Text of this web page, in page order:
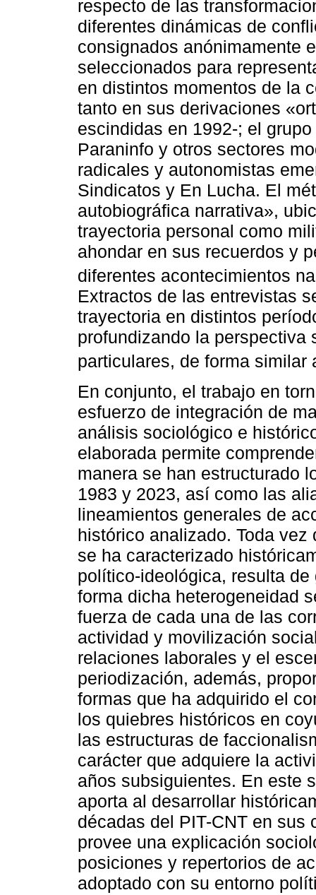
respecto de las
diferentes dinámicas de
consignados anónimamente
seleccionados para
en distintos momentos de la
tanto en sus derivaciones
escindidas en 1992-; el
Paraninfo y otros sectores
radicales y autonomistas
Sindicatos y En Lucha. El
autobiográfica narrativa»,
trayectoria personal como
ahondar en sus recuerdos y
diferentes acontecimientos
Extractos de las entrevistas
trayectoria en distintos
profundizando la perspectiva
particulares, de forma
En conjunto, el trabajo en
esfuerzo de integración de
análisis sociológico e
elaborada permite
manera se han estructurado
1983 y 2023, así como las
lineamientos generales de
histórico analizado. Toda
se ha caracterizado
político-ideológica, resulta
forma dicha heterogeneidad
fuerza de cada una de las
actividad y movilización
relaciones laborales y el
periodización, además,
formas que ha adquirido el
los quiebres históricos en
las estructuras de
carácter que adquiere la
años subsiguientes. En este
aporta al desarrollar
décadas del PIT-CNT en
provee una explicación
posiciones y repertorios de
adoptado con su entorno